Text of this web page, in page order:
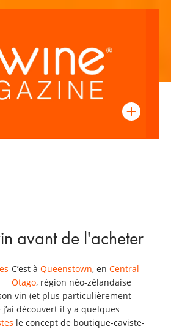
avant de l'acheter
C’est à Queenstown, en Central
Otago, région néo-zélandaise
vin (et plus particulièrement
découvert il y a quelques
le concept de boutique-caviste-